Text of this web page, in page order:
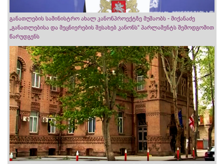
განათლების სამინისტრო ახალ კანონპროექტზე მუშაობს - მიქანაძე
„განათლებისა და მეცნიერების შესახებ კანონს“ პარლამენტს შემოდგომით
წარუდგენს